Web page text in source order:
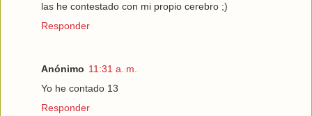
las he contestado con mi propio cerebro ;)
Responder
Anónimo 11:31 a. m.
Yo he contado 13
Responder